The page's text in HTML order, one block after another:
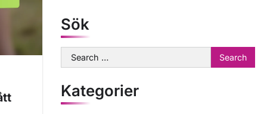
Sök
Search
for:
Kategorier